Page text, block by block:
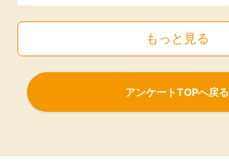
もっと見る
アンケートTOPへ戻る